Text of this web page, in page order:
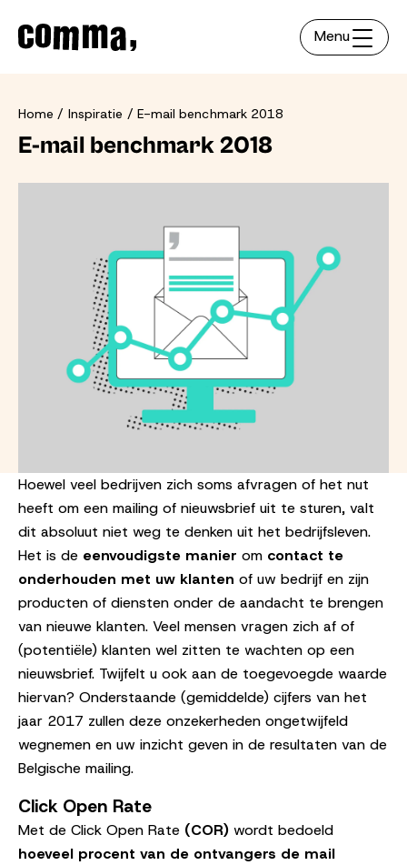
Menu
Home Inspiratie E-mail benchmark 2018
E-mail benchmark 2018
Hoewel veel bedrijven zich soms afvragen of het nut
heeft om een mailing of nieuwsbrief uit te sturen, valt
dit absoluut niet weg te denken uit het bedrijfsleven.
Het is de eenvoudigste manier om contact te
onderhouden met uw klanten of uw bedrijf en zijn
producten of diensten onder de aandacht te brengen
van nieuwe klanten. Veel mensen vragen zich af of
(potentiële) klanten wel zitten te wachten op een
nieuwsbrief. Twijfelt u ook aan de toegevoegde waarde
hiervan? Onderstaande (gemiddelde) cijfers van het
jaar 2017 zullen deze onzekerheden ongetwijfeld
wegnemen en uw inzicht geven in de resultaten van de
Belgische mailing.
Click Open Rate
Met de Click Open Rate (COR) wordt bedoeld
hoeveel procent van de ontvangers de mail